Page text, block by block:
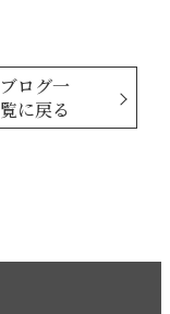
ブログ一
覧に戻る